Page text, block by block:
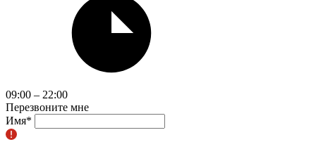
09:00 – 22:00
Перезвоните мне
Имя*